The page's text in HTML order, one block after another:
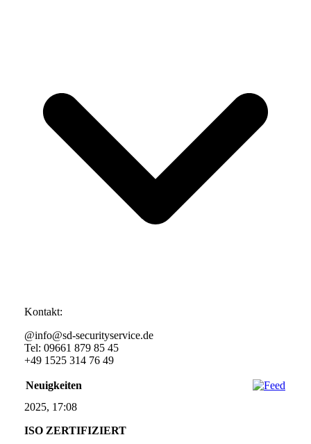
Kontakt:
@info@sd-securityservice.de
Tel: 09661 879 85 45
+49 1525 314 76 49
Neuigkeiten
2025, 17:08
ISO ZERTIFIZIERT